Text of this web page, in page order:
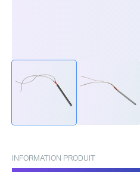
INFORMATION PRODUIT